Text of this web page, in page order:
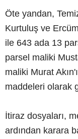
Öte yandan,
Kurtuluş ve
ile 643 ada 13
parsel maliki
maliki Murat
maddeleri olarak
İtiraz dosyaları,
ardından karara